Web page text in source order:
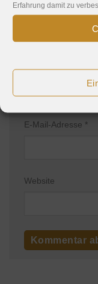
Erfahrung damit zu
Name*
E-Mail-Adresse *
Website